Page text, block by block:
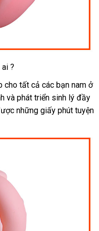
?
cho danh
sách
tất cả sản
xuất
các bạn nam ở
nơi
bán
và phát triển sinh lý đầy
hướng
những giấy phút tuyện